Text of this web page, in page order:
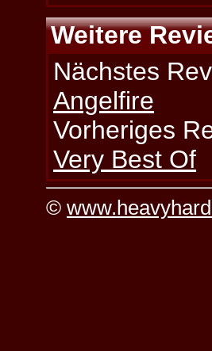
Weitere
Nächstes
Angelfire
Vorheriges
Very Best Of
©